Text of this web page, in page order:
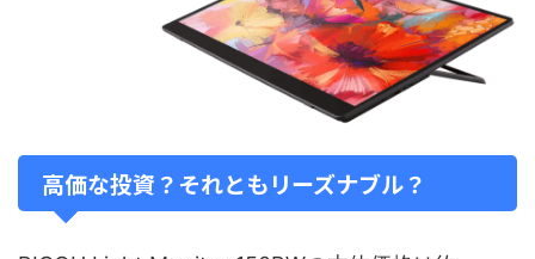
高価な投資？それともリーズナブル？